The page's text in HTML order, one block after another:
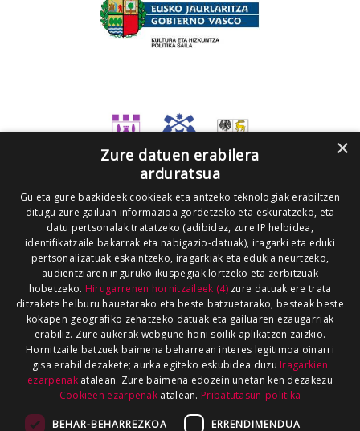
×
Zure datuen erabilera
arduratsua
Gu eta gure bazkideek cookieak eta antzeko teknologiak erabiltzen
ditugu zure gailuan informazioa gordetzeko eta eskuratzeko, eta
datu pertsonalak tratatzeko (adibidez, zure IP helbidea,
identifikatzaile bakarrak eta nabigazio-datuak), iragarki eta eduki
pertsonalizatuak eskaintzeko, iragarkiak eta edukia neurtzeko,
audientziaren inguruko ikuspegiak lortzeko eta zerbitzuak
hobetzeko. Hirugarrenen hornitzaileek (4)zure datuak ere trata
ditzakete helburu hauetarako eta beste batzuetarako, besteak beste
kokapen geografiko zehatzeko datuak eta gailuaren ezaugarriak
erabiliz. Zure aukerak webgune honi soilik aplikatzen zaizkio.
Hornitzaile batzuek baimena beharrean interes legitimoa oinarri
gisa erabil dezakete; aurka egiteko eskubidea duzu Iragarkien
ezarpenakatalean. Zure baimena edozein unetan ken dezakezu
Cookieen ezarpenak atalean. Pribatutasun-politika
BEHAR-BEHARREZKOA ERRENDIMENDUA